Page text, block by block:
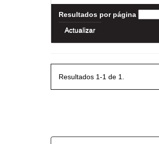
Resultados por página
Resultados 1-1 de 1.